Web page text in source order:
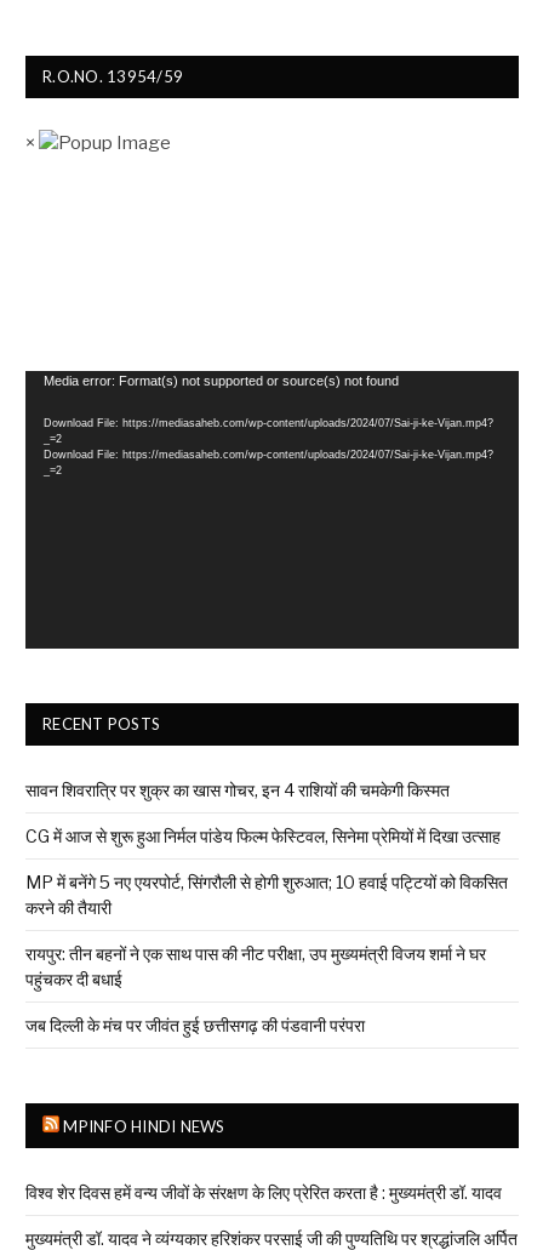
R.O.NO. 13954/59
×
Video
Media error: Format(s) not supported or source(s) not found
Download File: https://mediasaheb.com/wp-content/uploads/2024/07/Sai-ji-ke-Vijan.mp4?
_=2
Download File: https://mediasaheb.com/wp-content/uploads/2024/07/Sai-ji-ke-Vijan.mp4?
_=2
RECENT POSTS
सावन शिवरात्रि पर शुक्र का खास गोचर, इन 4 राशियों की चमकेगी किस्मत
CG में आज से शुरू हुआ निर्मल पांडेय फिल्म फेस्टिवल, सिनेमा प्रेमियों में दिखा उत्साह
MP में बनेंगे 5 नए एयरपोर्ट, सिंगरौली से होगी शुरुआत; 10 हवाई पट्टियों को विकसित
करने की तैयारी
रायपुर: तीन बहनों ने एक साथ पास की नीट परीक्षा, उप मुख्यमंत्री विजय शर्मा ने घर
पहुंचकर दी बधाई
जब दिल्ली के मंच पर जीवंत हुई छत्तीसगढ़ की पंडवानी परंपरा
MPINFO HINDI NEWS
विश्व शेर दिवस हमें वन्य जीवों के संरक्षण के लिए प्रेरित करता है : मुख्यमंत्री डॉ. यादव
मुख्यमंत्री डॉ. यादव ने व्यंग्यकार हरिशंकर परसाई जी की पुण्यतिथि पर श्रद्धांजलि अर्पित